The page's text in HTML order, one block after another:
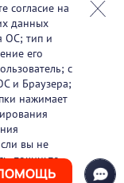
согласие на
данных
ОС; тип и
его
с
и Браузера;
нажимает
вы не
покиньте